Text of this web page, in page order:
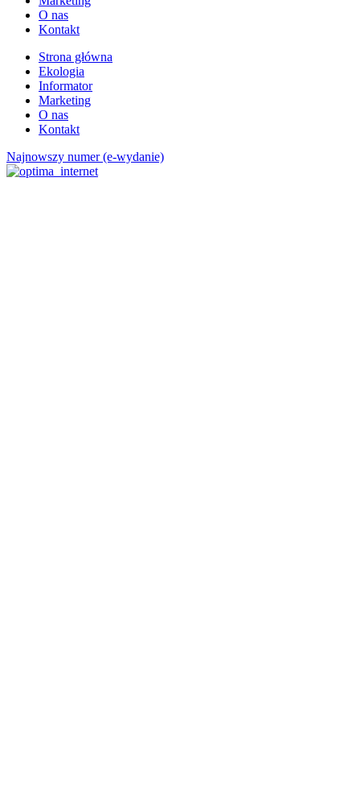
O nas
Kontakt
Strona główna
Ekologia
Informator
Marketing
O nas
Kontakt
Najnowszy numer (e-wydanie)